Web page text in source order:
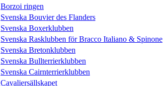
Borzoi ringen
Svenska Bouvier des Flanders
Svenska Boxerklubben
Svenska Rasklubben för Bracco Italiano & Spinone
Svenska Bretonklubben
Svenska Bullterrierklubben
Svenska Cairnterrierklubben
Cavaliersällskapet